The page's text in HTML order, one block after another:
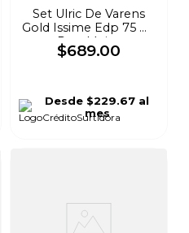
Set Ulric De Varens
Gold Issime Edp 75 ml
Para Mujer
$689.00
Desde $229.67 al
mes